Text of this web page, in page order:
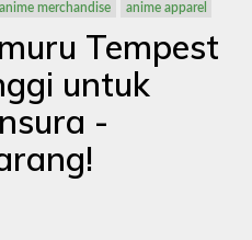
anime merchandise anime apparel
Tempest
untuk
-